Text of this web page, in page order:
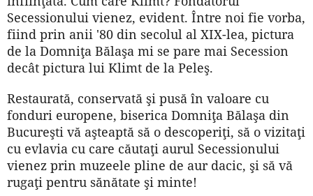
Secessionului vienez, evident. Între noi fie vorba,
fiind prin anii '80 din secolul al XIX-lea, pictura
de la Domniţa Bălaşa mi se pare mai Secession
decât pictura lui Klimt de la Peleş.
Restaurată, conservată şi pusă în valoare cu
fonduri europene, biserica Domniţa Bălaşa din
Bucureşti vă aşteaptă să o descoperiţi, să o vizitaţi
cu evlavia cu care căutaţi aurul Secessionului
vienez prin muzeele pline de aur dacic, şi să vă
rugaţi pentru sănătate şi minte!